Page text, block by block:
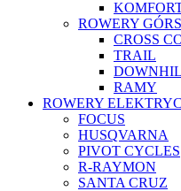
ROWERY
CROSS
TRAIL
RAMY
ROWERY
FOCUS
HUSQVARNA
PIVOT CYCLES
R-RAYMON
SANTA CRUZ